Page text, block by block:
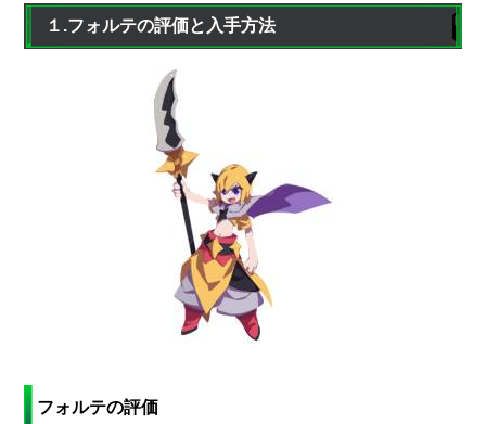
１.フォルテの評価と入手方法
フォルテの評価